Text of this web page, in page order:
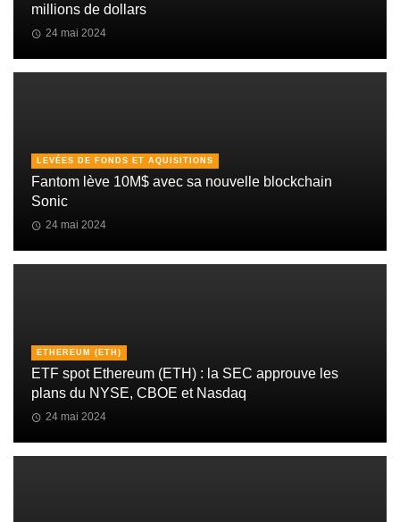
millions de dollars
24 mai 2024
LEVÉES DE FONDS ET AQUISITIONS
Fantom lève 10M$ avec sa nouvelle blockchain
Sonic
24 mai 2024
ETHEREUM (ETH)
ETF spot Ethereum (ETH) : la SEC approuve les
plans du NYSE, CBOE et Nasdaq
24 mai 2024